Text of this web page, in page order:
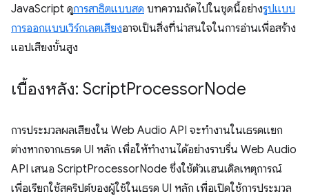
JavaScript ดูการสาธิตแบบสด บทความถัดไปในชุดนี้อย่างรูปแบบ
การออกแบบเวิร์กเลตเสียงอาจเป็นสิ่งที่น่าสนใจในการอ่านเพื่อสร้าง
แอปเสียงขั้นสูง
เบื้องหลัง: ScriptProcessorNode
การประมวลผลเสียงใน Web Audio API จะทำงานในเธรดแยก
ต่างหากจากเธรด UI หลัก เพื่อให้ทำงานได้อย่างราบรื่น Web Audio
API เสนอ ScriptProcessorNode ซึ่งใช้ตัวแฮนเดิลเหตุการณ์
เพื่อเรียกใช้สคริปต์ของผู้ใช้ในเธรด UI หลัก เพื่อเปิดใช้การประมวล